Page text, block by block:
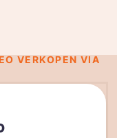
VERKOPEN VIA